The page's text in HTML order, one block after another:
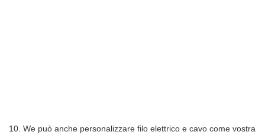
10. We può anche personalizzare filo elettrico e cavo come vostra